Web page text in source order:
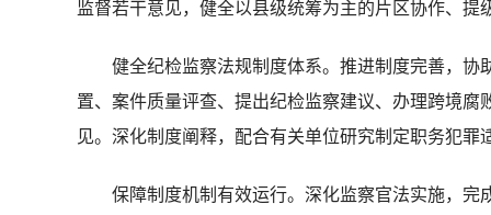
监督若干意见，健全以县级统筹为主的片区协作、提
健全纪检监察法规制度体系。推进制度完善，协
置、案件质量评查、提出纪检监察建议、办理跨境腐
见。深化制度阐释，配合有关单位研究制定职务犯
保障制度机制有效运行。深化监察官法实施，完